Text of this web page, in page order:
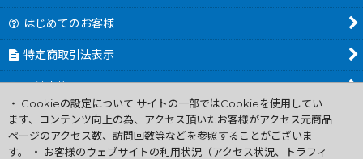
はじめてのお客様
特定商取引法表示
電池交換について
商品カテゴリ一覧
Worldwide Shipping Guide
・ Cookieの設定について サイトの一部ではCookieを使用してい
ます、コンテンツ向上の為、アクセス頂いたお客様がアクセス元商品
ページのアクセス数、訪問回数等などを参照することがございま
す。 ・ お客様のウェブサイトの利用状況（アクセス状況、トラフィ